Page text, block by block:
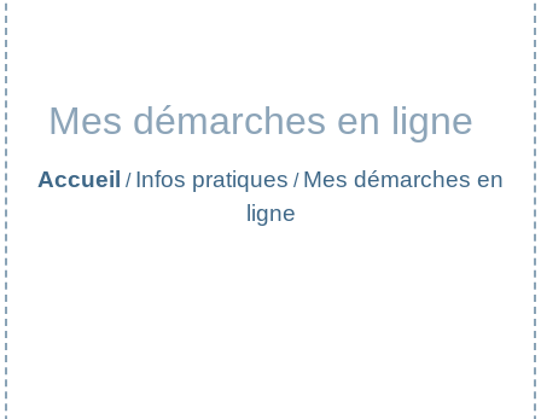
Mes démarches en ligne
Accueil / Infos pratiques / Mes démarches en
ligne